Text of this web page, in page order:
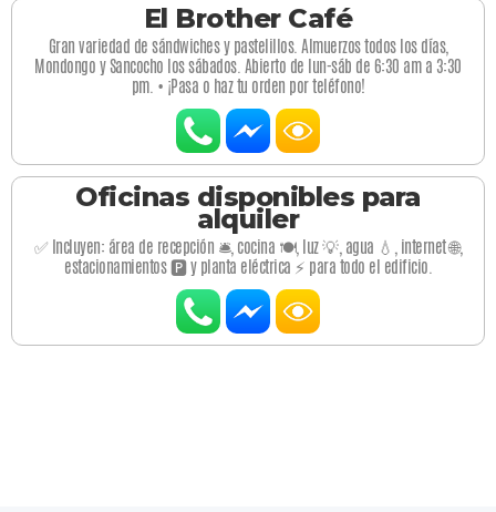
El Brother Café
Gran variedad de sándwiches y pastelillos. Almuerzos todos los días,
Mondongo y Sancocho los sábados. Abierto de lun-sáb de 6:30 am a 3:30
pm. • ¡Pasa o haz tu orden por teléfono!
Oficinas disponibles para
alquiler
✅ Incluyen: área de recepción 🛎️, cocina 🍽️, luz 💡, agua 💧, internet 🌐,
estacionamientos 🅿️ y planta eléctrica ⚡ para todo el edificio.